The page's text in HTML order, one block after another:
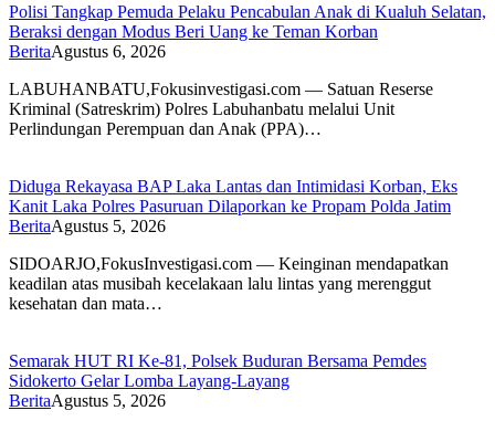
Polisi Tangkap Pemuda Pelaku Pencabulan Anak di Kualuh Selatan,
Beraksi dengan Modus Beri Uang ke Teman Korban
BeritaAgustus 6, 2026
LABUHANBATU,Fokusinvestigasi.com — Satuan Reserse
Kriminal (Satreskrim) Polres Labuhanbatu melalui Unit
Perlindungan Perempuan dan Anak (PPA)…
Diduga Rekayasa BAP Laka Lantas dan Intimidasi Korban, Eks
Kanit Laka Polres Pasuruan Dilaporkan ke Propam Polda Jatim
BeritaAgustus 5, 2026
SIDOARJO,FokusInvestigasi.com — Keinginan mendapatkan
keadilan atas musibah kecelakaan lalu lintas yang merenggut
kesehatan dan mata…
Semarak HUT RI Ke-81, Polsek Buduran Bersama Pemdes
Sidokerto Gelar Lomba Layang-Layang
BeritaAgustus 5, 2026